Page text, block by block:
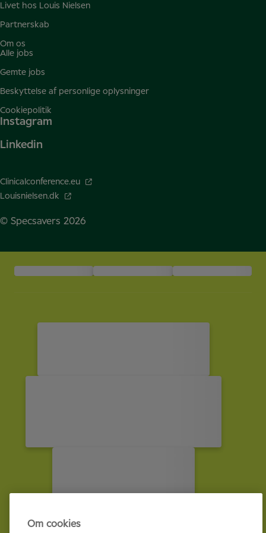
Livet hos Louis Nielsen
Partnerskab
Om os
Alle jobs
Gemte jobs
Beskyttelse af personlige oplysninger
Cookiepolitik
Instagram
Linkedin
Clinicalconference.eu
Louisnielsen.dk
© Specsavers 2026
Om cookies